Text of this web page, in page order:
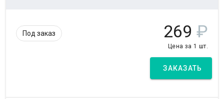
Под заказ 269 ₽
Цена за 1 шт.
ЗАКАЗАТЬ